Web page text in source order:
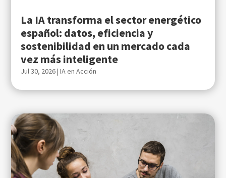
La IA transforma el sector energético
español: datos, eficiencia y
sostenibilidad en un mercado cada
vez más inteligente
Jul 30, 2026|IA en Acción